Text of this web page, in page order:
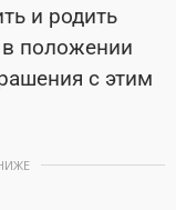
и родить
положении
с этим